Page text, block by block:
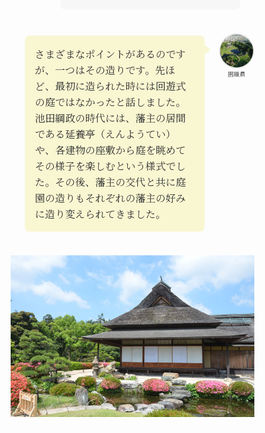
園職員
さまざまなポイントがあるのです
が、一つはその造りです。先ほ
ど、最初に造られた時には回遊式
の庭ではなかったと話しました。
池田綱政の時代には、藩主の居間
である延養亭（えんようてい）
や、各建物の座敷から庭を眺めて
その様子を楽しむという様式でし
た。その後、藩主の交代と共に庭
園の造りもそれぞれの藩主の好み
に造り変えられてきました。